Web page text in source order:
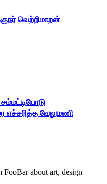
வெற்றிமாறன்
எச்சரித்த வேலுமணி
FooBar about art, design